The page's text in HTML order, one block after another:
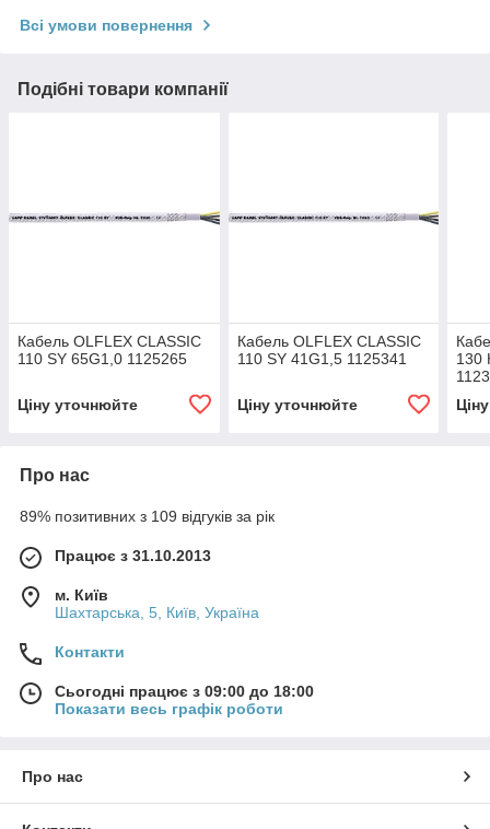
Всі умови повернення
Подібні товари компанії
Кабель OLFLEX CLASSIC
110 SY 65G1,0 1125265
Ціну уточнюйте
Кабель OLFLEX CLASSIC
110 SY 41G1,5 1125341
Ціну уточнюйте
130
Про нас
89% позитивних з 109 відгуків за рік
Працює з 31.10.2013
м. Київ
Шахтарська, 5, Київ, Україна
Контакти
Сьогодні працює з 09:00 до 18:00
Показати весь графік роботи
Про нас